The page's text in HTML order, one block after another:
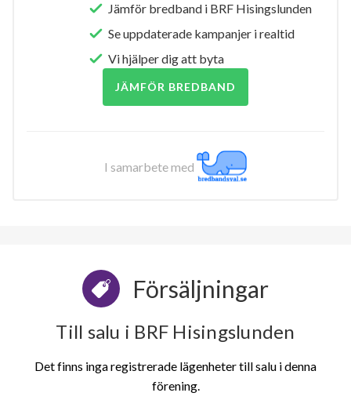
Jämför bredband i BRF Hisingslunden
Se uppdaterade kampanjer i realtid
Vi hjälper dig att byta
JÄMFÖR BREDBAND
I samarbete med
Försäljningar
Till salu i BRF Hisingslunden
Det finns inga registrerade lägenheter till salu i denna
förening.